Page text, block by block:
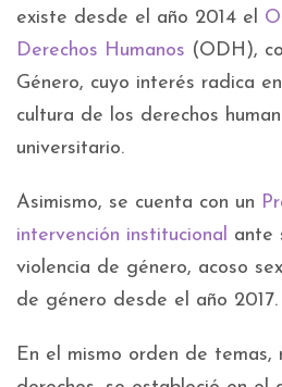
existe desde el año 2014 el
Derechos Humanos (ODH),
Género, cuyo interés radica
cultura de los derechos
universitario.
Asimismo, se cuenta con un
intervención institucional ante
violencia de género, acoso
de género desde el año 2017.
En el mismo orden de temas,